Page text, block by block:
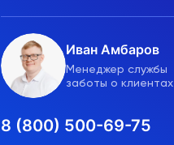
Иван Амбаров
Менеджер службы
заботы о клиентах
8 (800) 500-69-75